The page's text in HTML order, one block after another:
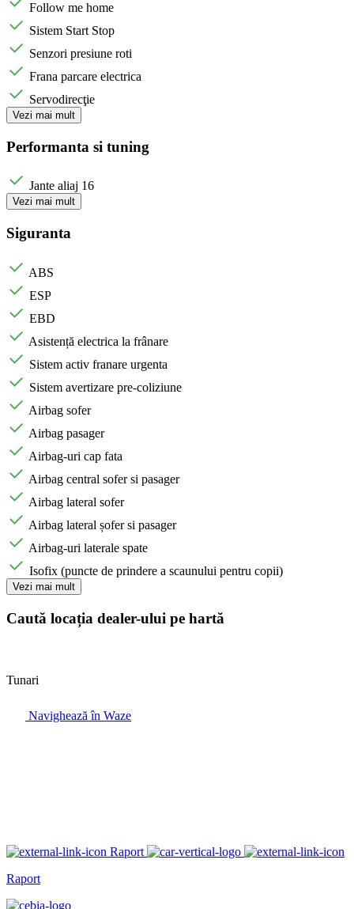
Follow me home
Sistem Start Stop
Senzori presiune roti
Frana parcare electrica
Servodirecţie
Vezi mai mult
Performanta si tuning
Jante aliaj 16
Vezi mai mult
Siguranta
ABS
ESP
EBD
Asistență electrica la frânare
Sistem activ franare urgenta
Sistem avertizare pre-coliziune
Airbag sofer
Airbag pasager
Airbag-uri cap fata
Airbag central sofer si pasager
Airbag lateral sofer
Airbag lateral șofer si pasager
Airbag-uri laterale spate
Isofix (puncte de prindere a scaunului pentru copii)
Vezi mai mult
Caută locația dealer-ului pe hartă
Tunari
Navighează în Waze
Raport
Raport